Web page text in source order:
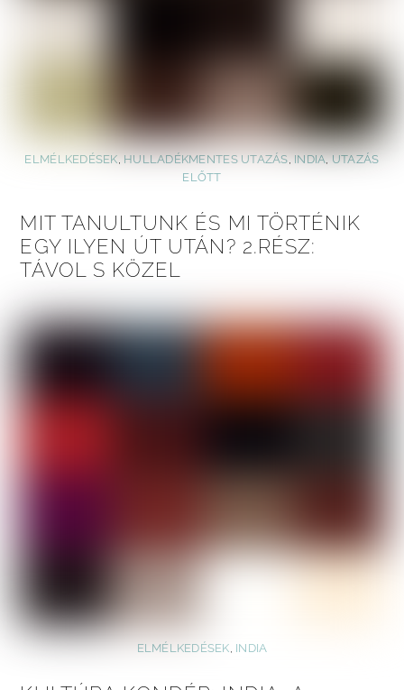
ELMÉLKEDÉSEK, HULLADÉKMENTES UTAZÁS, INDIA,UTAZÁS
ELŐTT
MIT TANULTUNK ÉS MI TÖRTÉNIK
EGY ILYEN ÚT UTÁN? 2.RÉSZ:
TÁVOL S KÖZEL
ELMÉLKEDÉSEK, INDIA